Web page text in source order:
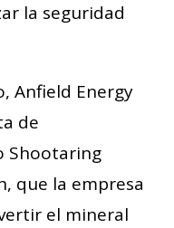
la seguridad
Anfield Energy
de
Shootaring
que la empresa
el mineral